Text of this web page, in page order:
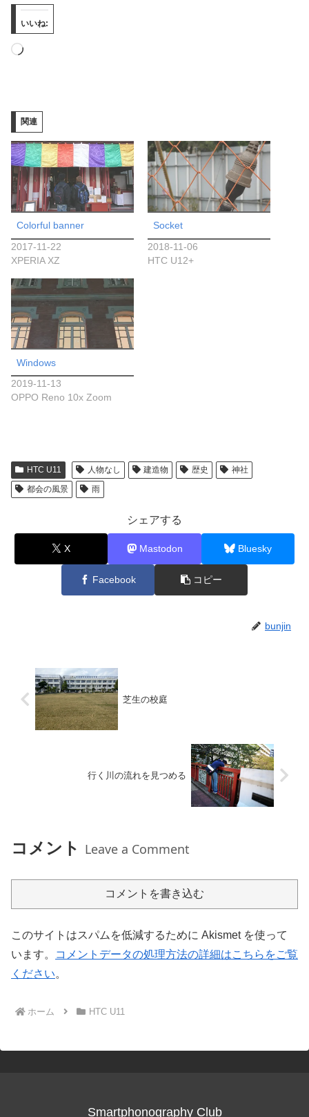
いいね:
読
み
中…
関連
Colorful banner
2017-11-22
XPERIA XZ
Socket
2018-11-06
HTC U12+
Windows
2019-11-13
OPPO Reno 10x Zoom
HTC U11 人物なし 建造物 歴史
神社
都会の風景
雨
シェアする
X Mastodon Bluesky
Facebook コピー
bunjin
芝生の校庭
行く川の流れを見つめる
コメント Leave a Comment
コメントを書き込む
このサイトはスパムを低減するために Akismet を使って
います。
コメントデータの処理方法の詳細はこちらをご覧
ください。
ホーム HTC U11
Smartphonography Club